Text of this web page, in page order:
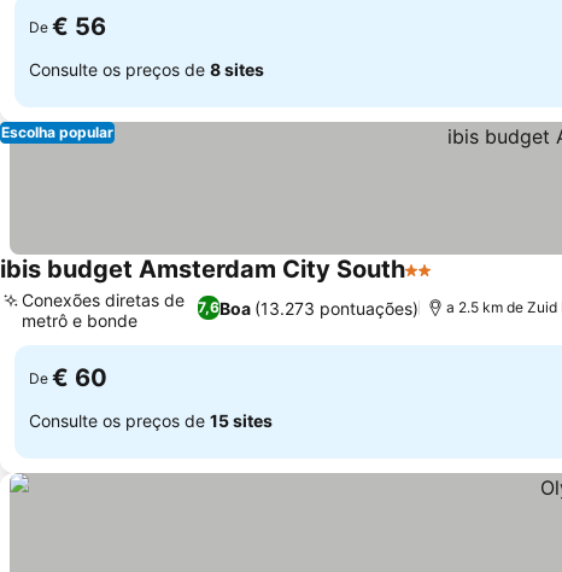
De € 56
Consulte os preços de 8 sites
Escolha popular
ibis budget Amsterdam City South2 Estrelas
7,6Boa (13.273 pontuações)
Conexões diretas de
metrô e bonde
a 2.5 km de
De € 60
Consulte os preços de 15 sites